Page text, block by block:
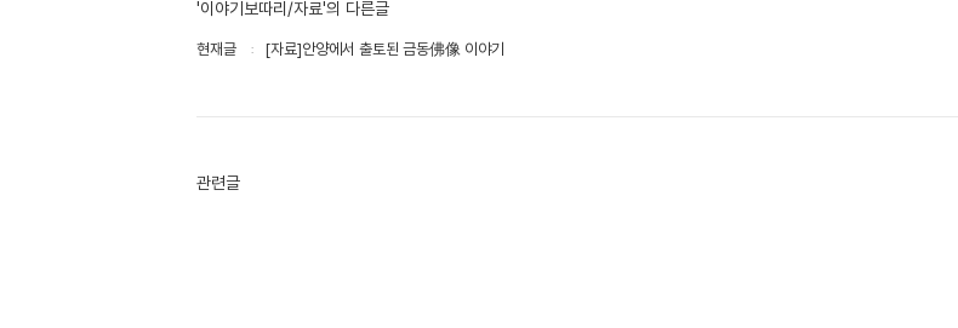
'이야기보따리/자료'의 다른글
현재글 [자료]안양에서 출토된 금동佛像 이야기
관련글